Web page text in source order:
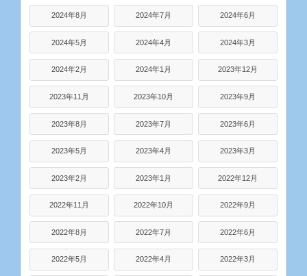
2024年8月 2024年7月 2024年6月
2024年5月 2024年4月 2024年3月
2024年2月 2024年1月 2023年12月
2023年11月 2023年10月 2023年9月
2023年8月 2023年7月 2023年6月
2023年5月 2023年4月 2023年3月
2023年2月 2023年1月 2022年12月
2022年11月 2022年10月 2022年9月
2022年8月 2022年7月 2022年6月
2022年5月 2022年4月 2022年3月